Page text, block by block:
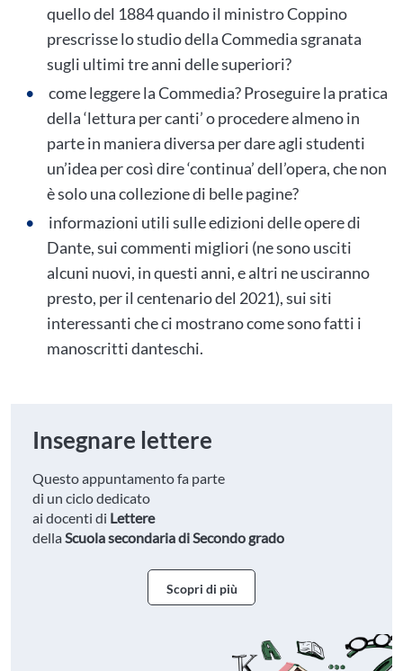
quello del 1884 quando il ministro Coppino
prescrisse lo studio della Commedia sgranata
sugli ultimi tre anni delle superiori?
come leggere la Commedia? Proseguire la pratica
della ‘lettura per canti’ o procedere almeno in
parte in maniera diversa per dare agli studenti
un’idea per così dire ‘continua’ dell’opera, che non
è solo una collezione di belle pagine?
informazioni utili sulle edizioni delle opere di
Dante, sui commenti migliori (ne sono usciti
alcuni nuovi, in questi anni, e altri ne usciranno
presto, per il centenario del 2021), sui siti
interessanti che ci mostrano come sono fatti i
manoscritti danteschi.
Insegnare lettere
Questo appuntamento fa parte
di un ciclo dedicato
ai docenti di Lettere
dellaScuola secondaria di Secondo grado
Scopri di più